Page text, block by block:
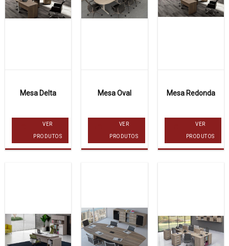
Mesa Delta
VER
PRODUTOS
Mesa Oval
VER
PRODUTOS
Mesa Redonda
VER
PRODUTOS